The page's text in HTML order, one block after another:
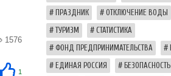
1576
1
ПРАЗДНИК ОТКЛЮЧЕНИЕ ВОДЫ
ТУРИЗМ СТАТИСТИКА
ФОНД ПРЕДПРИНИМАТЕЛЬСТВА
ЕДИНАЯ РОССИЯ БЕЗОПАСНОСТЬ